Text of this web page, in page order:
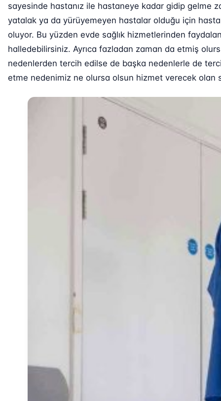
sayesinde hastanız ile hastaneye kadar gidip gelme
yatalak ya da yürüyemeyen hastalar olduğu için
oluyor. Bu yüzden evde sağlık hizmetlerinden
halledebilirsiniz. Ayrıca fazladan zaman da etmiş
nedenlerden tercih edilse de başka nedenlerle de
etme nedenimiz ne olursa olsun hizmet verecek olan